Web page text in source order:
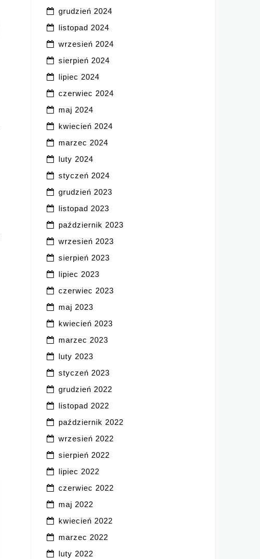
grudzień 2024
listopad 2024
wrzesień 2024
sierpień 2024
lipiec 2024
czerwiec 2024
maj 2024
kwiecień 2024
marzec 2024
luty 2024
styczeń 2024
grudzień 2023
listopad 2023
październik 2023
wrzesień 2023
sierpień 2023
lipiec 2023
czerwiec 2023
maj 2023
kwiecień 2023
marzec 2023
luty 2023
styczeń 2023
grudzień 2022
listopad 2022
październik 2022
wrzesień 2022
sierpień 2022
lipiec 2022
czerwiec 2022
maj 2022
kwiecień 2022
marzec 2022
luty 2022